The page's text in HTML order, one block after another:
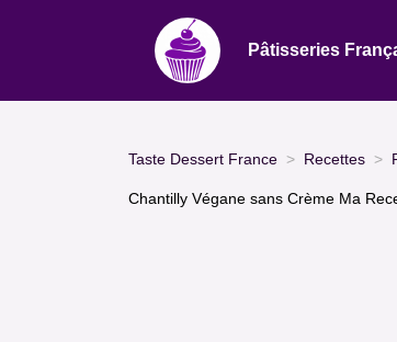
Pâtisseries
Taste Dessert France Recettes
Chantilly Végane sans Crème Ma